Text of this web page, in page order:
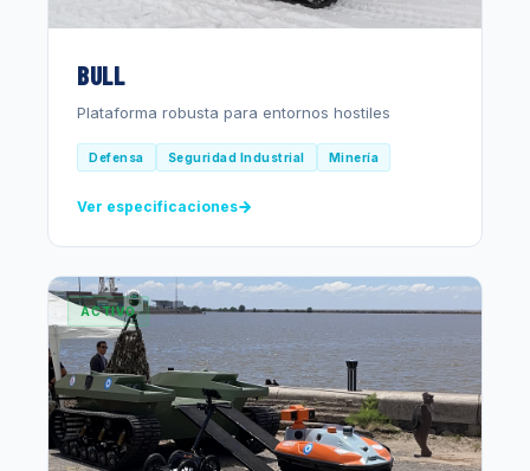
BULL
Plataforma robusta para entornos hostiles
Defensa Seguridad Industrial Minería
Ver especificaciones
ACTIVO